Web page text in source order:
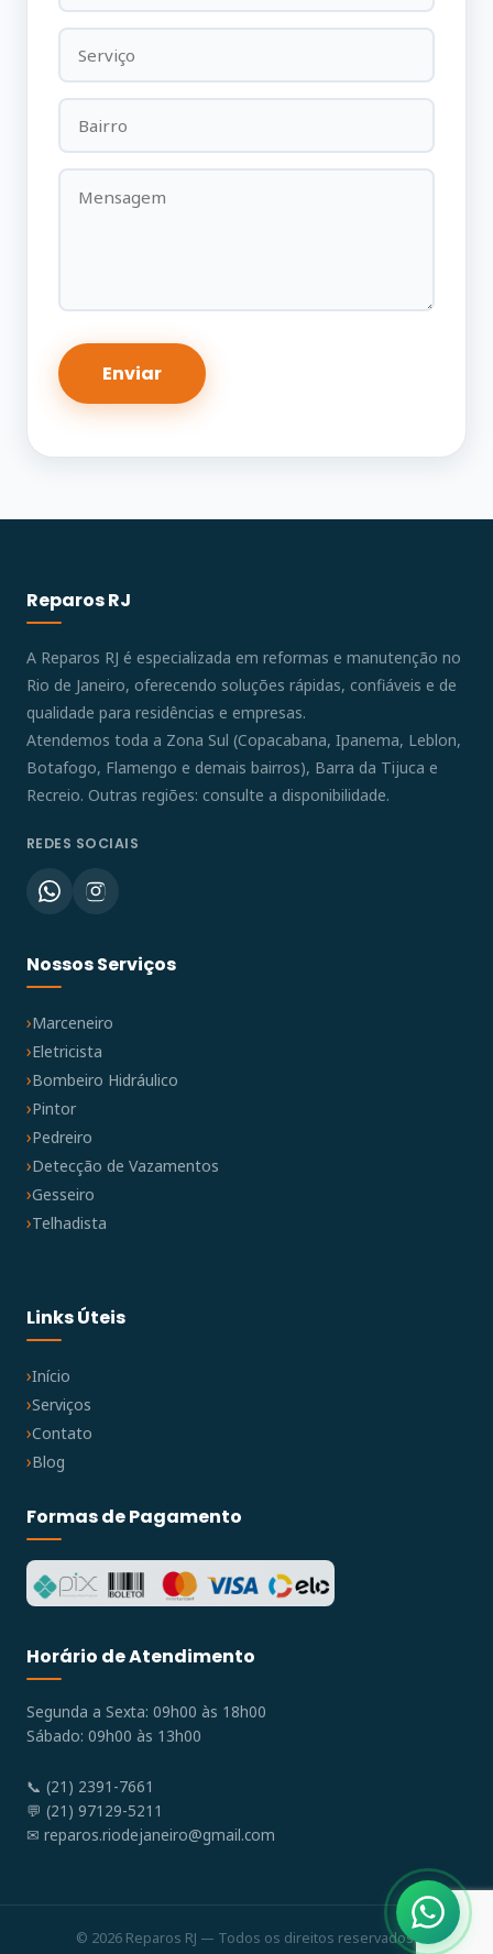
Reparos RJ
A Reparos RJ é especializada em reformas e manutenção no
Rio de Janeiro, oferecendo soluções rápidas, confiáveis e de
qualidade para residências e empresas.
Atendemos toda a Zona Sul (Copacabana, Ipanema, Leblon,
Botafogo, Flamengo e demais bairros), Barra da Tijuca e
Recreio. Outras regiões: consulte a disponibilidade.
REDES SOCIAIS
Nossos Serviços
Marceneiro
Eletricista
Bombeiro Hidráulico
Pintor
Pedreiro
Detecção de Vazamentos
Gesseiro
Telhadista
Links Úteis
Início
Serviços
Contato
Blog
Formas de Pagamento
Horário de Atendimento
Segunda a Sexta: 09h00 às 18h00
Sábado: 09h00 às 13h00
📞 (21) 2391-7661
💬 (21) 97129-5211
✉ reparos.riodejaneiro@gmail.com
© 2026 Reparos RJ — Todos os direitos reservados.